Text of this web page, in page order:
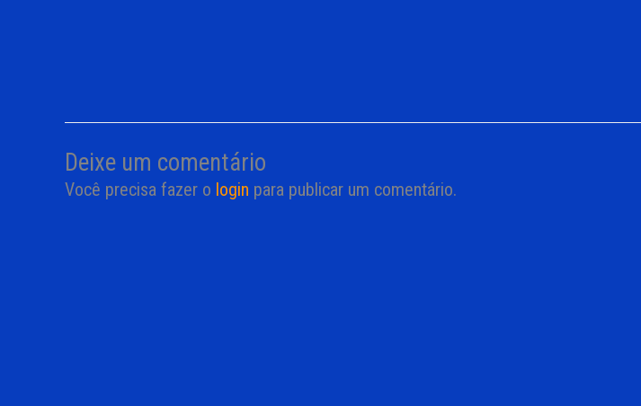
Deixe um comentário
Você precisa fazer o login para publicar um comentário.